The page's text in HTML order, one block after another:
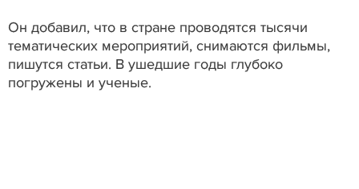
Он добавил, что в стране проводятся тысячи
тематических мероприятий, снимаются фильмы,
пишутся статьи. В ушедшие годы глубоко
погружены и ученые.